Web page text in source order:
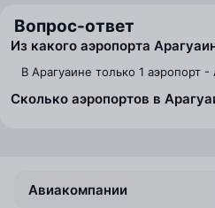
Вопрос-ответ
Из какого аэропорта
В Арагуаине только 1 аэропорт -
Сколько аэропортов в
Авиакомпании